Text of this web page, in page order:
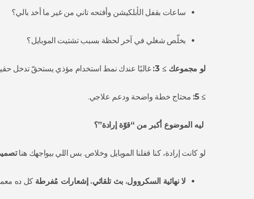
ساعات بقفل الأبلكيشن وأفتحه تاني من غير ما أخد بالي؟
بخلّص شغلي في آخر لحظة بسبب تشتيت الموبايل؟
لو مجموعك ≥ 3: غالبًا عندك نمط استخدام مؤذي يستحقّ تدخل
≥ 5: محتاج خطة واضحة ودعم علاجي.
ليه الموضوع أكبر من “قوّة إرادة”؟
لو كانت إرادة، كنا قفلنا الموبايل وخلاص. بس اللي بيواجهك هنا
لا نهائية السكروول، بث تلقائي،إشعارات مُفرطة كل ده